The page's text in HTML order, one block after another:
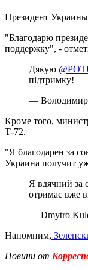
Президент
"Благодарю
поддержку", -
Дякую
підтримку!
— Володимир
Кроме того,
Т-72.
"Я благодарен за
Украина получит
Я вдячний за
отримає вже
— Dmytro
Напомним,
Новини от